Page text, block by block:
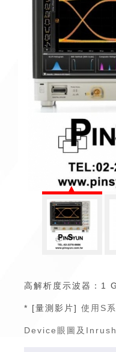
高解析度示波器：1
* [量測影片] 使用S
Device眼圖及